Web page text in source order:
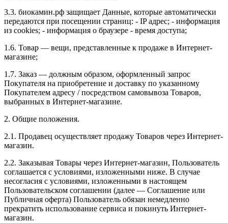
3.3. биокамин.рф защищает Данные, которые автоматически
передаются при посещении страниц: - IP адрес; - информация
из cookies; - информация о браузере - время доступа;
1.6. Товар — вещи, представленные к продаже в Интернет-
магазине;
1.7. Заказ — должным образом, оформленный запрос
Покупателя на приобретение и доставку по указанному
Покупателем адресу / посредством самовывоза Товаров,
выбранных в Интернет-магазине.
2. Общие положения.
2.1. Продавец осуществляет продажу Товаров через Интернет-
магазин.
2.2. Заказывая Товары через Интернет-магазин, Пользователь
соглашается с условиями, изложенными ниже. В случае
несогласия с условиями, изложенными в настоящем
Пользовательском соглашении (далее — Соглашение или
Публичная оферта) Пользователь обязан немедленно
прекратить использование сервиса и покинуть Интернет-
магазин.